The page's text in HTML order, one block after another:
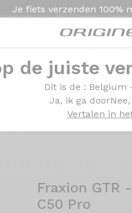
Je fiets verzenden 100%
de juiste
Dit is de : Belgium
Ja, ik ga door
Vertalen in
van
fiets. U wenst meer
Fraxion GTR
C50 Pro